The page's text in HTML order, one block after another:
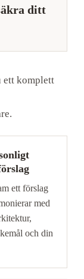
ditt
ett komplett
ett förslag
med
och din